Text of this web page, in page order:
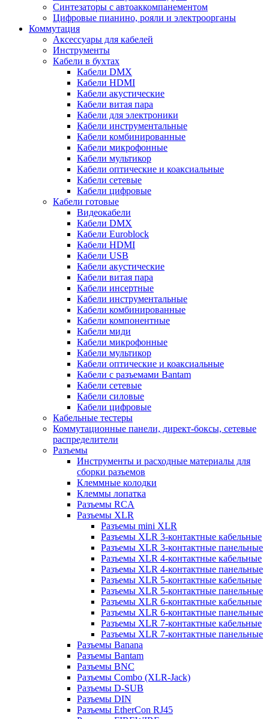
Синтезаторы с автоаккомпанементом
Цифровые пианино, рояли и электроорганы
Коммутация
Аксессуары для кабелей
Инструменты
Кабели в бухтах
Кабели DMX
Кабели HDMI
Кабели акустические
Кабели витая пара
Кабели для электроники
Кабели инструментальные
Кабели комбинированные
Кабели микрофонные
Кабели мультикор
Кабели оптические и коаксиальные
Кабели сетевые
Кабели цифровые
Кабели готовые
Видеокабели
Кабели DMX
Кабели Euroblock
Кабели HDMI
Кабели USB
Кабели акустические
Кабели витая пара
Кабели инсертные
Кабели инструментальные
Кабели комбинированные
Кабели компонентные
Кабели миди
Кабели микрофонные
Кабели мультикор
Кабели оптические и коаксиальные
Кабели с разъемами Bantam
Кабели сетевые
Кабели силовые
Кабели цифровые
Кабельные тестеры
Коммутационные панели, директ-боксы, сетевые
распределители
Разъемы
Инструменты и расходные материалы для
сборки разъемов
Клеммные колодки
Клеммы лопатка
Разъемы RCA
Разъемы XLR
Разъемы mini XLR
Разъемы XLR 3-контактные кабельные
Разъемы XLR 3-контактные панельные
Разъемы XLR 4-контактные кабельные
Разъемы XLR 4-контактные панельные
Разъемы XLR 5-контактные кабельные
Разъемы XLR 5-контактные панельные
Разъемы XLR 6-контактные кабельные
Разъемы XLR 6-контактные панельные
Разъемы XLR 7-контактные кабельные
Разъемы XLR 7-контактные панельные
Разъемы Banana
Разъемы Bantam
Разъемы BNC
Разъемы Combo (XLR-Jack)
Разъемы D-SUB
Разъемы DIN
Разъемы EtherCon RJ45